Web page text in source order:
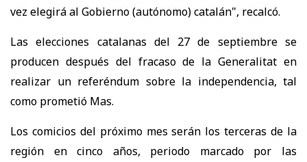
vez elegirá al Gobierno (autónomo) catalán", recalcó.
Las elecciones catalanas del 27 de septiembre se
producen después del fracaso de la Generalitat en
realizar un referéndum sobre la independencia, tal
como prometió Mas.
Los comicios del próximo mes serán los terceras de la
región en cinco años, periodo marcado por las